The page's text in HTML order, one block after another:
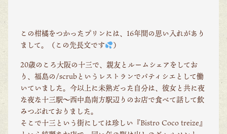
この柑橘をつかったプリンには、16年間の思い入れがあり
まして。（この先長文です
）
20歳のころ大阪の十三で、親友とルームシェアをしてお
り、福島の/scrubというレストランでパティシエとして働
いていました。今以上に未熟だった自分は、彼女と共に夜
な夜な十三駅～西中島南方駅辺りのお店で食べて話して飲
みつぶれておりました。
そこで十三という街にしては珍しい『Bistro Coco treize』